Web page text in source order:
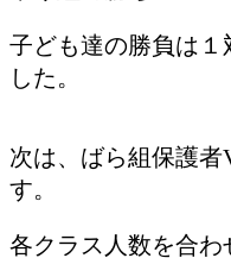
子ども達の勝負は１
した。
次は、ばら組保護
す。
各クラス人数を合